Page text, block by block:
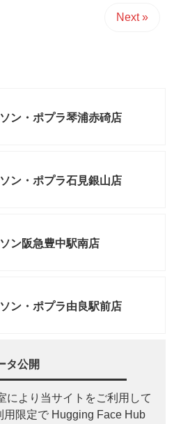
Next »
ン・ポプラ琴浦赤碕店
ン・ポプラ石見銀山店
ン阪急豊中駅南店
ン・ポプラ由良駅前店
タ公開
により当サイトをご利用して
用限定で Hugging Face Hub